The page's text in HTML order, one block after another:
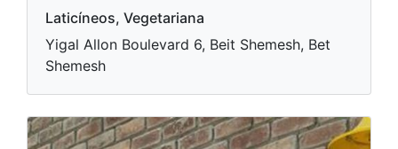
Laticíneos, Vegetariana
Yigal Allon Boulevard 6, Beit Shemesh, Bet
Shemesh